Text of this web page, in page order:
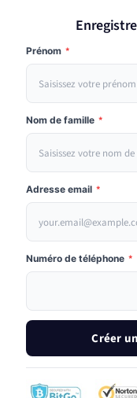
Prénom *
Nom de famille *
Adresse email *
Numéro de téléphone *
Créer